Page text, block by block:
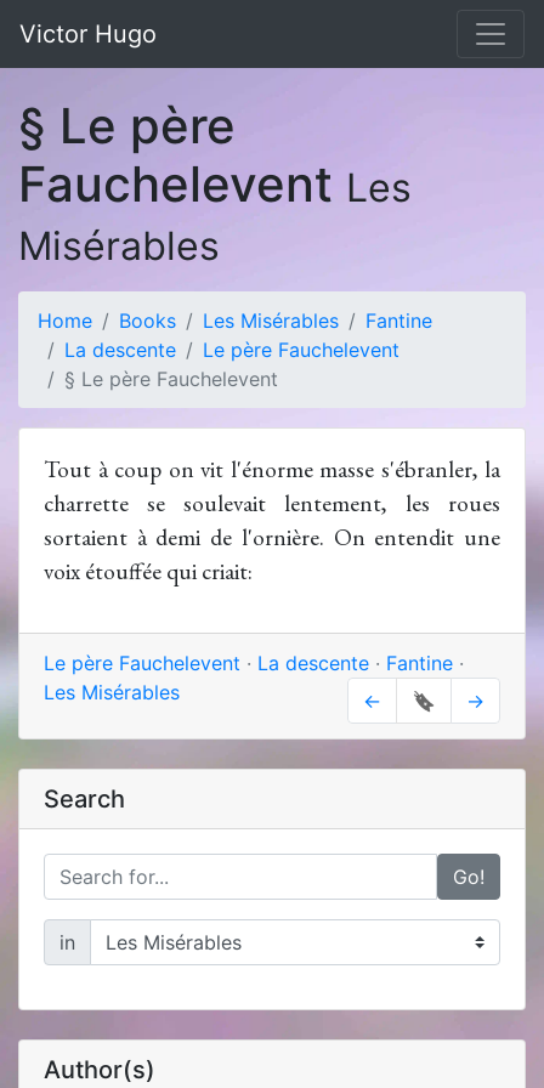
Victor Hugo
§ Le père
Fauchelevent Les
Misérables
Home Books Les Misérables
Fantine
La descente
Le père Fauchelevent
§ Le père Fauchelevent
Tout à coup on vit l'énorme masse s'ébranler, la
charrette se soulevait lentement, les roues
sortaient à demi de l'ornière. On entendit une
voix étouffée qui criait:
Le père Fauchelevent · La descente · Fantine ·
Les Misérables
← 🔖 →
Search
Go!
in
Author(s)